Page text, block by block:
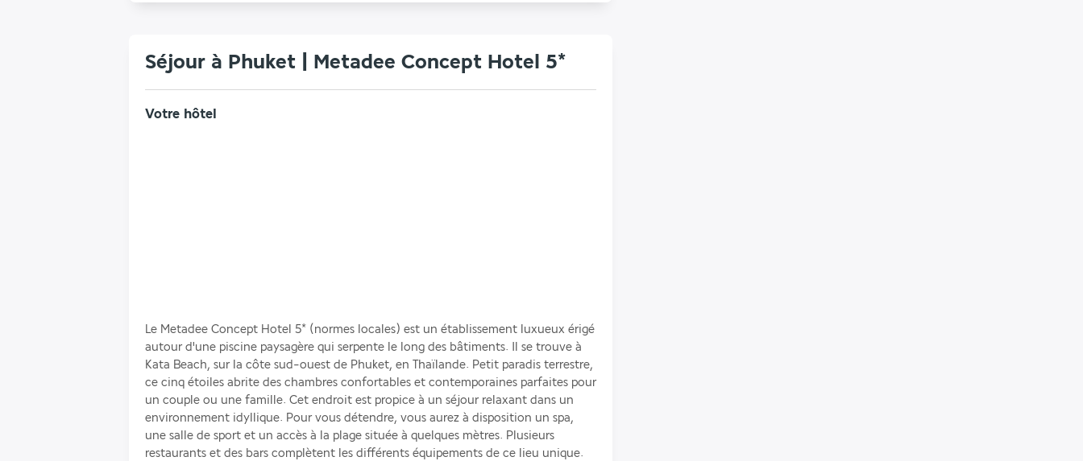
Séjour à Phuket | Metadee Concept Hotel 5*
Votre hôtel
Le Metadee Concept Hotel 5* (normes locales) est un établissement luxueux érigé
autour d'une piscine paysagère qui serpente le long des bâtiments. Il se trouve à
Kata Beach, sur la côte sud-ouest de Phuket, en Thaïlande. Petit paradis terrestre,
ce cinq étoiles abrite des chambres confortables et contemporaines parfaites pour
un couple ou une famille. Cet endroit est propice à un séjour relaxant dans un
environnement idyllique. Pour vous détendre, vous aurez à disposition un spa,
une salle de sport et un accès à la plage située à quelques mètres. Plusieurs
restaurants et des bars complètent les différents équipements de ce lieu unique.